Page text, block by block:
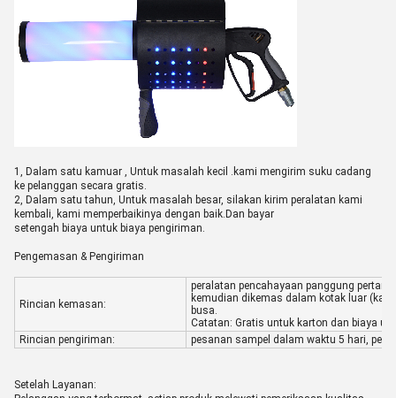
1, Dalam satu kamuar , Untuk masalah kecil .kami mengirim suku cadang
ke pelanggan secara gratis.
2, Dalam satu tahun, Untuk masalah besar, silakan kirim peralatan kami
kembali, kami memperbaikinya dengan baik.Dan bayar
setengah biaya untuk biaya pengiriman.
Pengemasan & Pengiriman
Rincian kemasan:
peralatan pencahayaan panggung
kemudian dikemas dalam kotak luar
busa.
Catatan: Gratis untuk karton dan biaya
Rincian pengiriman:
pesanan sampel dalam waktu 5 hari,
Setelah Layanan: